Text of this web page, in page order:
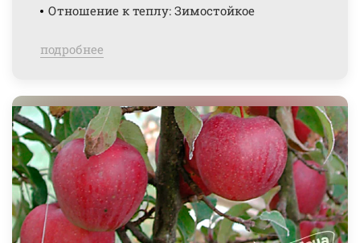
Отношение к теплу: Зимостойкое
подробнее